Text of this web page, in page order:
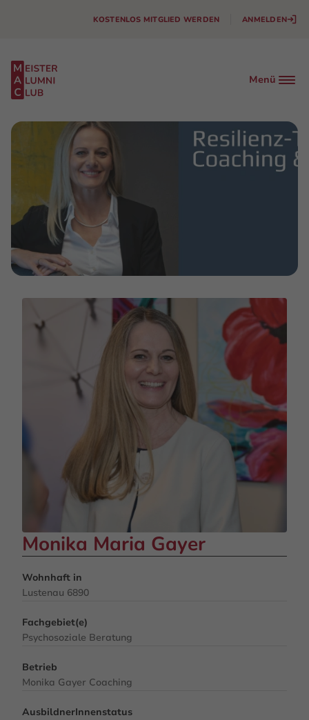
KOSTENLOS MITGLIED WERDEN ANMELDEN
Menü
Facebook
Instagram
Linkedin
Monika Maria Gayer
Wohnhaft in
Lustenau 6890
Fachgebiet(e)
Psychosoziale Beratung
Betrieb
Monika Gayer Coaching
AusbildnerInnenstatus